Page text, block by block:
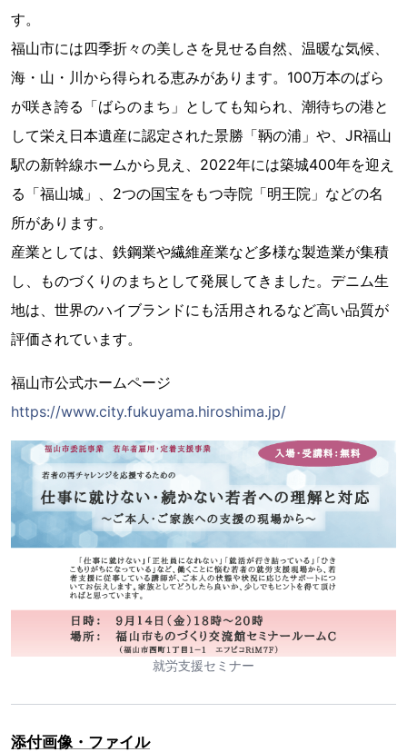
す。
福山市には四季折々の美しさを見せる自然、温暖な気候、
海・山・川から得られる恵みがあります。100万本のばら
が咲き誇る「ばらのまち」としても知られ、潮待ちの港と
して栄え日本遺産に認定された景勝「鞆の浦」や、JR福山
駅の新幹線ホームから見え、2022年には築城400年を迎え
る「福山城」、2つの国宝をもつ寺院「明王院」などの名
所があります。
産業としては、鉄鋼業や繊維産業など多様な製造業が集積
し、ものづくりのまちとして発展してきました。デニム生
地は、世界のハイブランドにも活用されるなど高い品質が
評価されています。
福山市公式ホームページ
https://www.city.fukuyama.hiroshima.jp/
就労支援セミナー
添付画像・ファイル